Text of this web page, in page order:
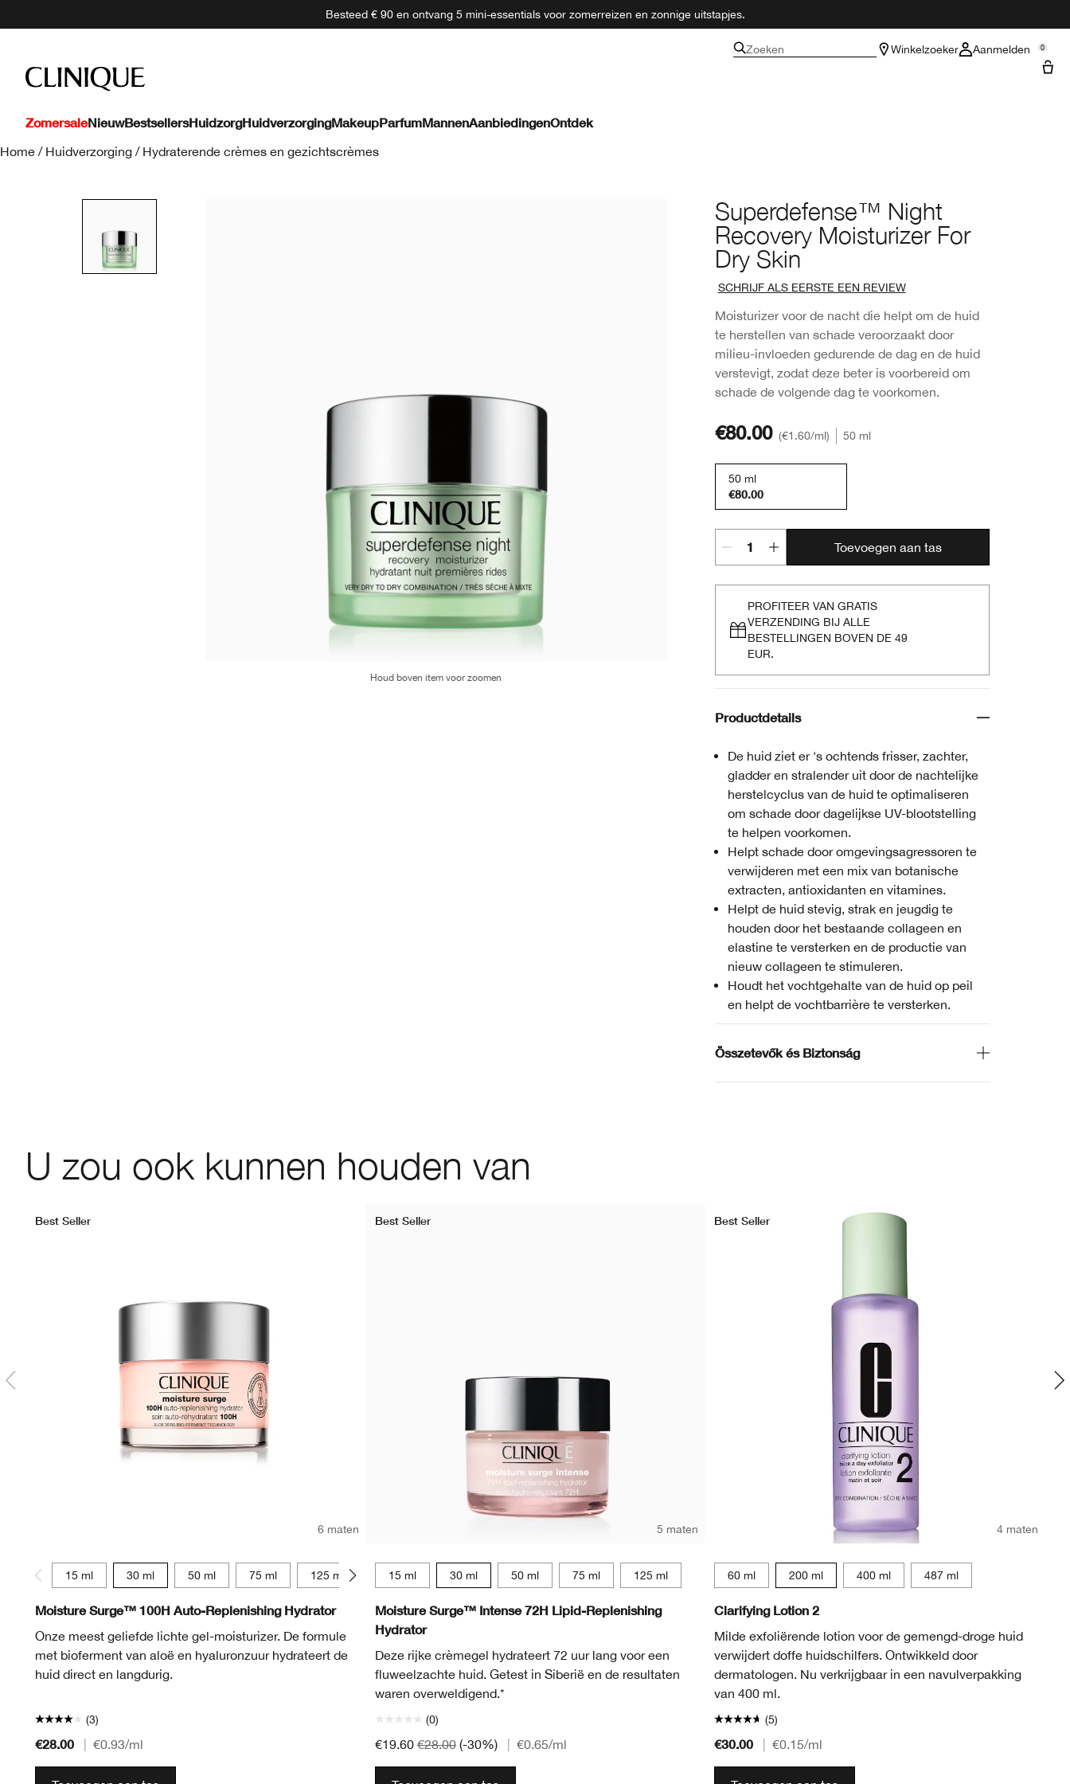
Besteed € 90 en ontvang 5 mini-essentials voor zomerreizen en zonnige uitstapjes.
Zoeken Winkelzoeker Aanmelden 0
ZomersaleNieuwBestsellersHuidzorgHuidverzorgingMakeupParfumMannenAanbiedingenOntdek
Home / Huidverzorging / Hydraterende crèmes en gezichtscrèmes
Superdefense™ Night
Recovery Moisturizer For
Dry Skin
SCHRIJF ALS EERSTE EEN REVIEW
Moisturizer voor de nacht die helpt om de huid
te herstellen van schade veroorzaakt door
milieu-invloeden gedurende de dag en de huid
verstevigt, zodat deze beter is voorbereid om
schade de volgende dag te voorkomen.
Houd boven item voor zoomen
€80.00 €1.60/ml 50 ml
50 ml
€80.00
Toevoegen aan tas
PROFITEER VAN GRATIS
VERZENDING BIJ ALLE
BESTELLINGEN BOVEN DE 49
EUR.
Productdetails
De huid ziet er 's ochtends frisser, zachter,
gladder en stralender uit door de nachtelijke
herstelcyclus van de huid te optimaliseren
om schade door dagelijkse UV-blootstelling
te helpen voorkomen.
Helpt schade door omgevingsagressoren te
verwijderen met een mix van botanische
extracten, antioxidanten en vitamines.
Helpt de huid stevig, strak en jeugdig te
houden door het bestaande collageen en
elastine te versterken en de productie van
nieuw collageen te stimuleren.
Houdt het vochtgehalte van de huid op peil
en helpt de vochtbarrière te versterken.
Összetevők és Biztonság
U zou ook kunnen houden van
Best Seller
6 maten
15 ml 30 ml 50 ml 75 ml 125 ml 15 ml
Moisture Surge™ 100H Auto-Replenishing Hydrator
Onze meest geliefde lichte gel-moisturizer. De formule
met bioferment van aloë en hyaluronzuur hydrateert de
huid direct en langdurig.
(3)
€28.00 €0.93/ml
Best Seller
5 maten
15 ml 30 ml 50 ml 75 ml 125 ml
Moisture Surge™ Intense 72H Lipid-Replenishing
Hydrator
Deze rijke crèmegel hydrateert 72 uur lang voor een
fluweelzachte huid. Getest in Siberië en de resultaten
waren overweldigend.*
(0)
€19.60€28.00 (-30%) €0.65/ml
Best Seller
4 maten
60 ml 200 ml 400 ml 487 ml
Clarifying Lotion 2
Milde exfoliërende lotion voor de gemengd-droge huid
verwijdert doffe huidschilfers. Ontwikkeld door
dermatologen. Nu verkrijgbaar in een navulverpakking
van 400 ml.
(5)
€30.00 €0.15/ml